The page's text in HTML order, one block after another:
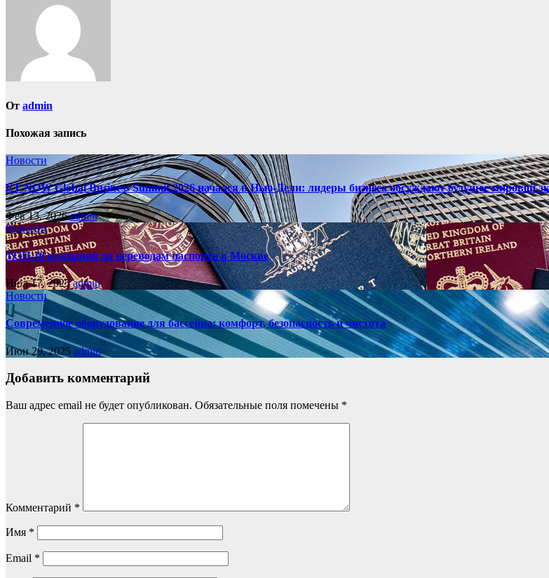
От admin
Похожая запись
Новости
ET NOW Global Business Summit 2026 начался в Нью‑Дели: лидеры бизнеса обсуждают будущее мировой
Фев 13, 2026admin
Новости
ТОП-10 компаний по переводам паспорта в Москве
Июл 17, 2025admin
Новости
Современное оборудование для бассейна: комфорт, безопасность и чистота
Июн 29, 2025 admin
Добавить комментарий
Ваш адрес email не будет опубликован. Обязательные поля помечены *
Комментарий *
Имя *
Email *